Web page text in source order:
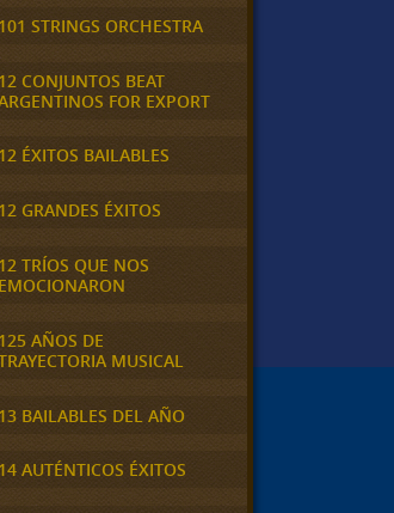
101 STRINGS ORCHESTRA
12 CONJUNTOS BEAT
FOR EXPORT
12 ÉXITOS BAILABLES
12 GRANDES ÉXITOS
12 TRÍOS QUE NOS
EMOCIONARON
125 AÑOS DE
MUSICAL
13 BAILABLES DEL AÑO
14 AUTÉNTICOS ÉXITOS